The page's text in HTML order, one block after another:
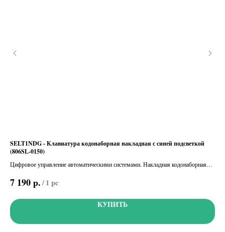
SELT1NDG - Клавиатура кодонаборная накладная с синей подсветкой
(806SL-0150)
Цифровое управление автоматическими системами. Накладная кодонаборная
7 190р./1 pc
КУПИТЬ